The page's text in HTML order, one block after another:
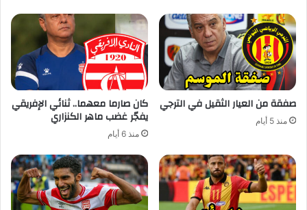
صفقة من العيار الثقيل في الترجي
منذ 5 أيام
كان صارما معهما.. ثنائي الإفريقي
يفجّر غضب ماهر الكنزاري
منذ 6 أيام